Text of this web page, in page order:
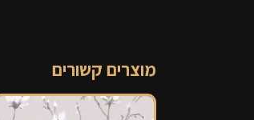
מוצרים קשורים